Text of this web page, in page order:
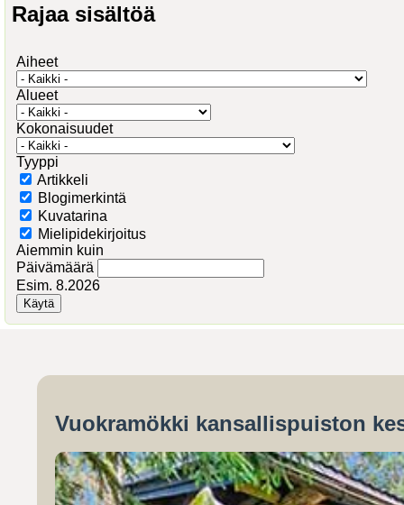
Rajaa sisältöä
Aiheet
Alueet
Kokonaisuudet
Tyyppi
Artikkeli
Blogimerkintä
Kuvatarina
Mielipidekirjoitus
Aiemmin kuin
Päivämäärä
Esim. 8.2026
Vuokramökki kansallispuiston